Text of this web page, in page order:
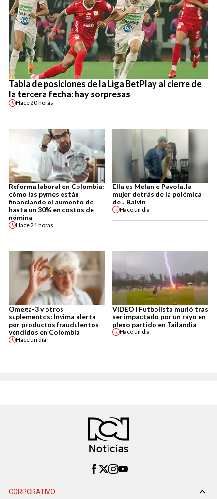
Tabla de posiciones de la Liga BetPlay al cierre de
la tercera fecha: hay sorpresas
Hace20 horas
Reforma laboral en Colombia:
cómo las pymes están
financiando el aumento de
hasta un 30% en costos de
nómina
Hace21 horas
Ella es Melanie Pavola, la
mujer detrás de la polémica
de J Balvin
Haceun día
Omega-3 y otros
suplementos: Invima alerta
por productos fraudulentos
vendidos en Colombia
Haceun día
VIDEO | Futbolista murió tras
ser impactado por un rayo en
pleno partido en Tailandia
Haceun día
CORPORATIVO